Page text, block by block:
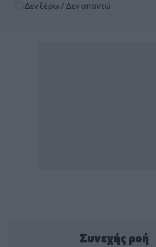
Δεν ξέρω / Δεν απαντώ
Συνεχής ροή